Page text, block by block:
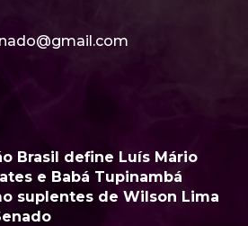
Brasil define Luís Mário
e Babá Tupinambá
suplentes de Wilson Lima